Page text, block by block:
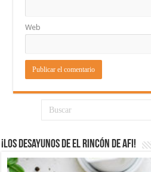
Web
¡Los desayunos de El Rincón de Afi!